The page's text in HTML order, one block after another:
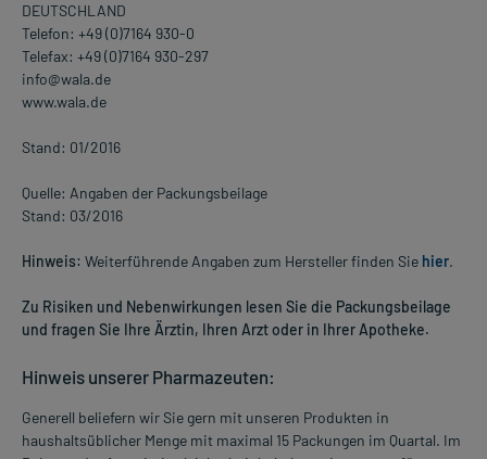
DEUTSCHLAND
Telefon: +49 (0)7164 930-0
Telefax: +49 (0)7164 930-297
info@wala.de
www.wala.de
Stand: 01/2016
Quelle: Angaben der Packungsbeilage
Stand: 03/2016
Hinweis: Weiterführende Angaben zum Hersteller finden Sie hier.
Zu Risiken und Nebenwirkungen lesen Sie die Packungsbeilage
und fragen Sie Ihre Ärztin, Ihren Arzt oder in Ihrer Apotheke.
Hinweis unserer Pharmazeuten:
Generell beliefern wir Sie gern mit unseren Produkten in
haushaltsüblicher Menge mit maximal 15 Packungen im Quartal. Im